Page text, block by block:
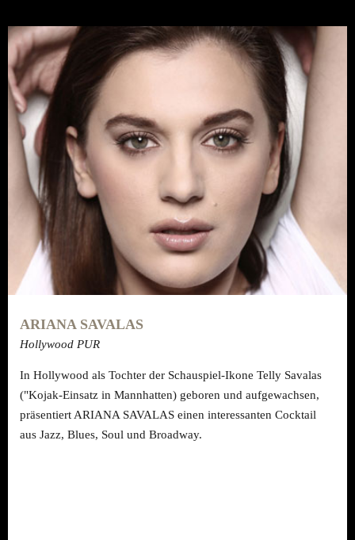
ARIANA SAVALAS
Hollywood PUR
In Hollywood als Tochter der Schauspiel-Ikone Telly Savalas
("Kojak-Einsatz in Mannhatten) geboren und aufgewachsen,
präsentiert ARIANA SAVALAS einen interessanten Cocktail
aus Jazz, Blues, Soul und Broadway.